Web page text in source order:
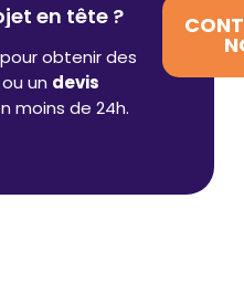
en tête ?
obtenir des
un devis
moins de 24h.